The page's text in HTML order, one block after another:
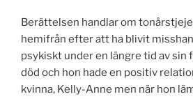
Berättelsen handlar om
hemifrån efter att ha blivit
psykiskt under en längre tid av sin
död och hon hade en positiv
kvinna, Kelly-Anne men när hon